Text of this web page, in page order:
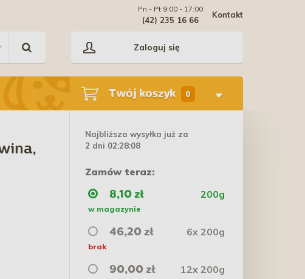
Kontakt
Pn - Pt 9:00 - 17:00
(42) 235 16 66
Zaloguj się
Twój koszyk 0
Najbliższa wysyłka już za
2 dni 02:28:08
Zamów teraz:
8,10 zł 200g
w magazynie
46,20 zł 6x 200g
brak
90,00 zł 12x 200g